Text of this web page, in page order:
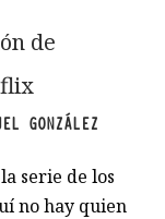
de
GONZÁLEZ
serie de los
no hay quien